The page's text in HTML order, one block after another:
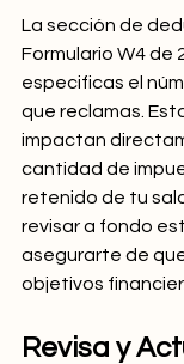
La sección de
Formulario W4 de
especificas el
que reclamas.
impactan
cantidad de
retenido de tu
revisar a fondo
asegurarte de
objetivos
Revisa y